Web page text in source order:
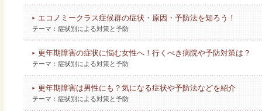
エコノミークラス症候群の症状・原因・予防法を知ろう！
テーマ： 症状別による対策と予防
更年期障害の症状に悩む女性へ！行くべき病院や予防対策は？
テーマ： 症状別による対策と予防
更年期障害は男性にも？気になる症状や予防法などを紹介
テーマ： 症状別による対策と予防